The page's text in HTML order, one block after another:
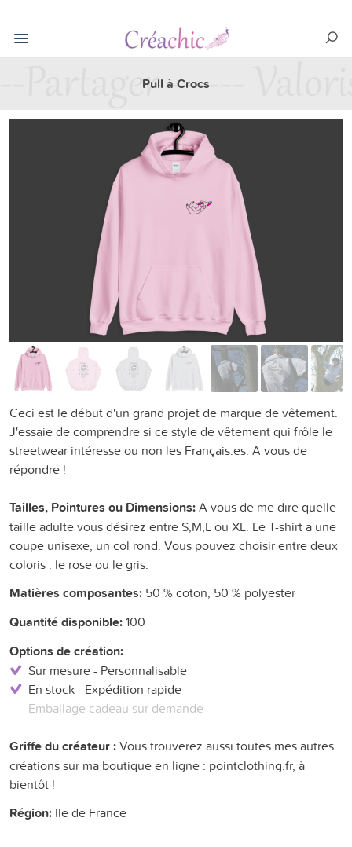
Pull à Crocs
Ceci est le début d'un grand projet de marque de vêtement.
J'essaie de comprendre si ce style de vêtement qui frôle le
streetwear intéresse ou non les Français.es. A vous de
répondre !
Tailles, Pointures ou Dimensions:A vous de me dire quelle
taille adulte vous désirez entre S,M,L ou XL. Le T-shirt a une
coupe unisexe, un col rond. Vous pouvez choisir entre deux
coloris : le rose ou le gris.
Matières composantes: 50 % coton, 50 % polyester
Quantité disponible:100
Options de création:
Sur mesure - Personnalisable
En stock - Expédition rapide
Emballage cadeau sur demande
Griffe du créateur :Vous trouverez aussi toutes mes autres
créations sur ma boutique en ligne : pointclothing.fr, à
bientôt !
Région: Ile de France